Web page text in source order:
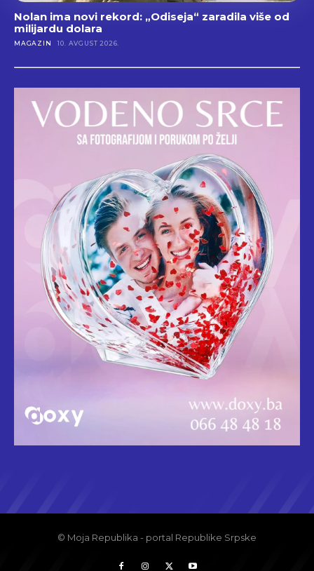
Nolan ima novi rekord: „Odiseja“ zaradila više od
milijardu dolara
MAGAZIN 10. AVGUST 2026.
© Moja Republika - portal Republike Srpske